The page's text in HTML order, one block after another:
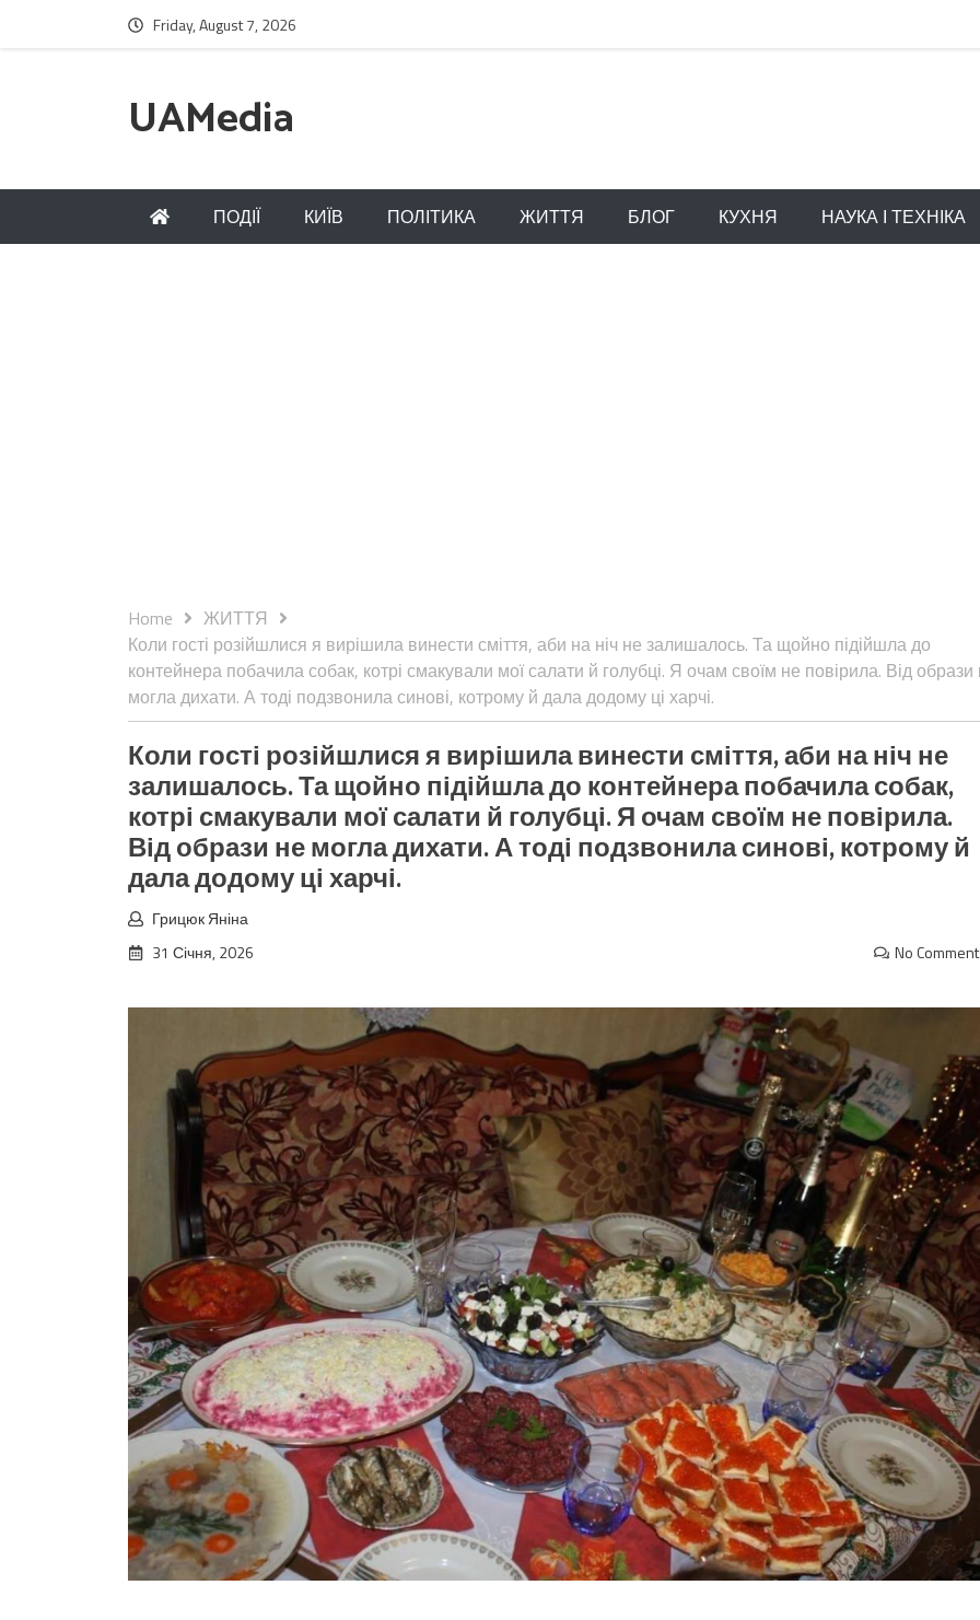
Friday, August 7, 2026
UAMedia
ПОДІЇ КИЇВ ПОЛІТИКА ЖИТТЯ БЛОГ КУХНЯ НАУКА І ТЕХНІКА
Home
ЖИТТЯ
Коли гості розійшлися я вирішила винести сміття, аби на ніч не залишалось. Та щойно підійшла до
контейнера побачила собак, котрі смакували мої салати й голубці. Я очам своїм не повірила. Від образи
могла дихати. А тоді подзвонила синові, котрому й дала додому ці харчі.
Коли гості розійшлися я вирішила винести сміття, аби на ніч не
залишалось. Та щойно підійшла до контейнера побачила собак,
котрі смакували мої салати й голубці. Я очам своїм не повірила.
Від образи не могла дихати. А тоді подзвонила синові, котрому й
дала додому ці харчі.
Грицюк Яніна
31 Січня, 2026
No